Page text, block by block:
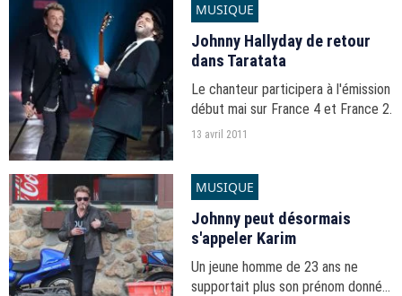
MUSIQUE
Johnny Hallyday de retour
dans Taratata
Le chanteur participera à l'émission
début mai sur France 4 et France 2.
13 avril 2011
MUSIQUE
Johnny peut désormais
s'appeler Karim
Un jeune homme de 23 ans ne
supportait plus son prénom donné